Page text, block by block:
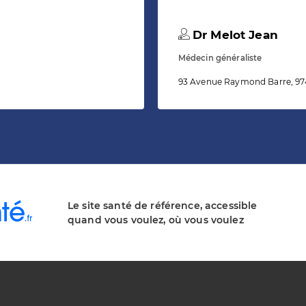
Dr Melot Jean
Médecin généraliste
93 Avenue Raymond Barre,
Le site santé de référence, accessible
quand vous voulez, où vous voulez